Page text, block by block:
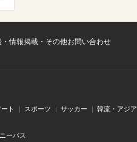
情報掲載・その他お問い合わせ
ート スポーツ サッカー 韓流・アジア
ーパス